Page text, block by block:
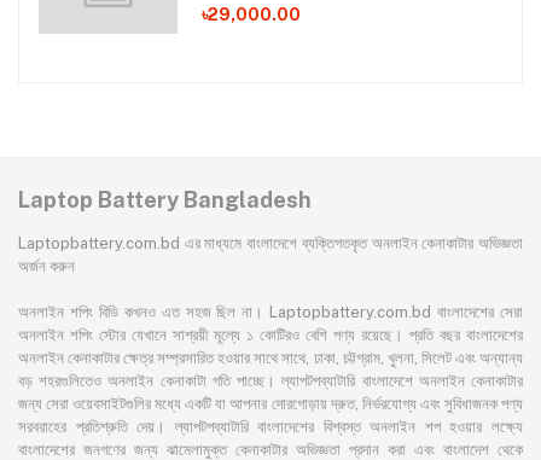
5745 5749 5750 5755 5760 7251
৳29,000.00
Laptop Battery Bangladesh
Laptopbattery.com.bd এর মাধ্যমে বাংলাদেশে ব্যক্তিগতকৃত অনলাইন কেনাকাটার অভিজ্ঞতা
অর্জন করুন
অনলাইন শপিং বিডি কখনও এত সহজ ছিল না। Laptopbattery.com.bd বাংলাদেশের সেরা
অনলাইন শপিং স্টোর যেখানে সাশ্রয়ী মূল্যে ১ কোটিরও বেশি পণ্য রয়েছে। প্রতি বছর বাংলাদেশের
অনলাইন কেনাকাটার ক্ষেত্র সম্প্রসারিত হওয়ার সাথে সাথে, ঢাকা, চট্টগ্রাম, খুলনা, সিলেট এবং অন্যান্য
বড় শহরগুলিতেও অনলাইন কেনাকাটা গতি পাচ্ছে। ল্যাপটপব্যাটারি বাংলাদেশে অনলাইন কেনাকাটার
জন্য সেরা ওয়েবসাইটগুলির মধ্যে একটি যা আপনার দোরগোড়ায় দ্রুত, নির্ভরযোগ্য এবং সুবিধাজনক পণ্য
সরবরাহের প্রতিশ্রুতি দেয়। ল্যাপটপব্যাটারি বাংলাদেশের বিশ্বস্ত অনলাইন শপ হওয়ার লক্ষ্যে
বাংলাদেশের জনগণের জন্য ঝামেলামুক্ত কেনাকাটার অভিজ্ঞতা প্রদান করা এবং বাংলাদেশ থেকে